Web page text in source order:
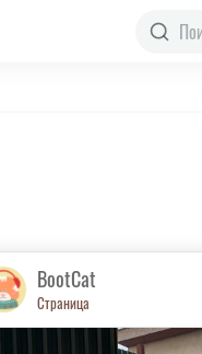
BootCat
Страница